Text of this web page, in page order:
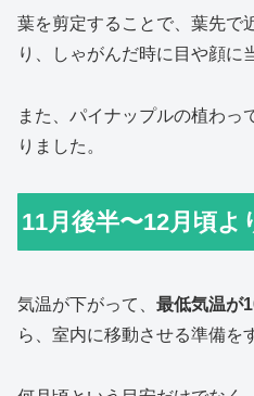
葉を剪定することで、葉先で
り、しゃがんだ時に目や顔に
また、パイナップルの植わっ
りました。
11月後半〜12月頃よ
気温が下がって、 最低気温が
ら、室内に移動させる準備を